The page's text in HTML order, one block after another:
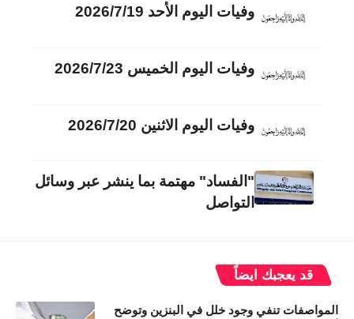
وفيات اليوم الأحد 2026/7/19
وفيات اليوم الخميس 2026/7/23
وفيات اليوم الاثنين 2026/7/20
"الفساد" مهتمة بما ينشر عبر وسائل
التواصل
قد يعجبك ايضاً
المواصفات تنفي وجود خلل في البنزين وتوضح